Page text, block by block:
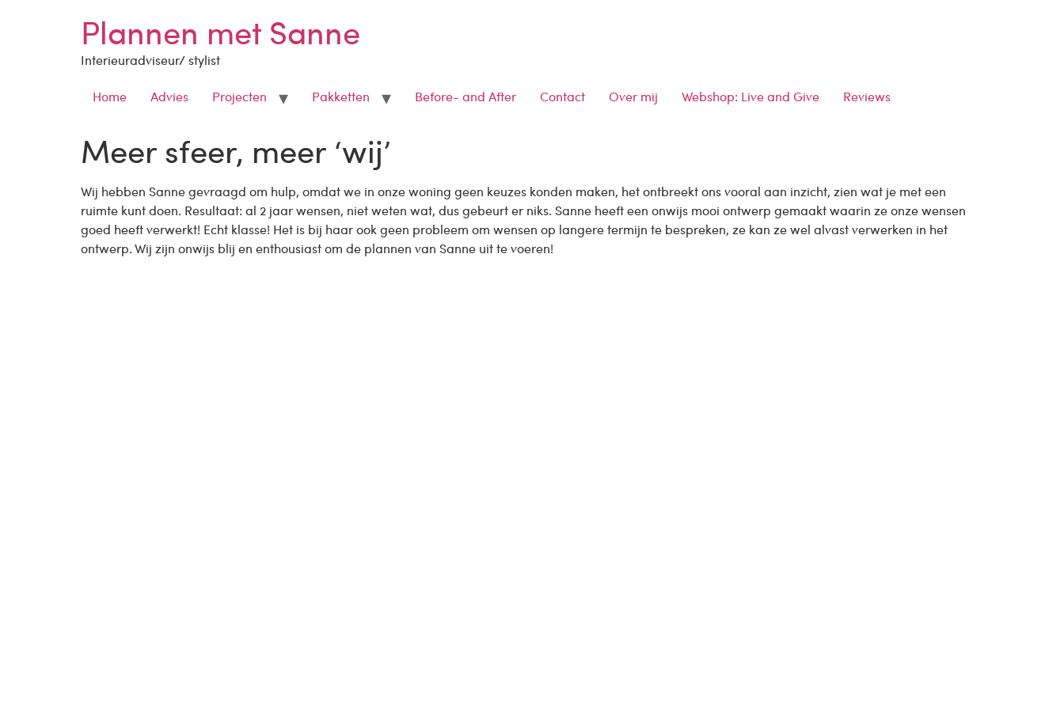
Plannen met Sanne
Interieuradviseur/ stylist
Home Advies Projecten Pakketten Before- and After Contact Over mij Webshop: Live and Give Reviews
Meer sfeer, meer ‘wij’
Wij hebben Sanne gevraagd om hulp, omdat we in onze woning geen keuzes konden maken, het ontbreekt ons vooral aan inzicht, zien wat je met een
ruimte kunt doen. Resultaat: al 2 jaar wensen, niet weten wat, dus gebeurt er niks. Sanne heeft een onwijs mooi ontwerp gemaakt waarin ze onze wensen
goed heeft verwerkt! Echt klasse! Het is bij haar ook geen probleem om wensen op langere termijn te bespreken, ze kan ze wel alvast verwerken in het
ontwerp. Wij zijn onwijs blij en enthousiast om de plannen van Sanne uit te voeren!